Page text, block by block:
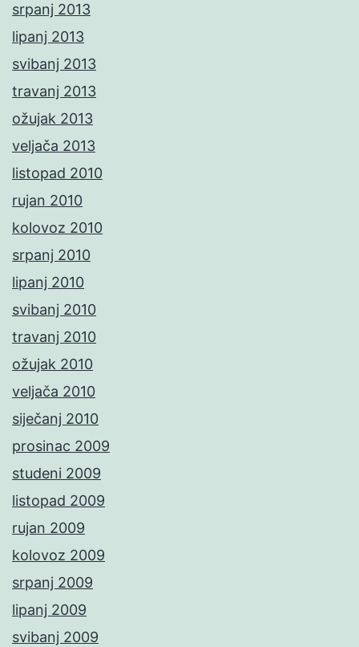
srpanj 2013
lipanj 2013
svibanj 2013
travanj 2013
ožujak 2013
veljača 2013
listopad 2010
rujan 2010
kolovoz 2010
srpanj 2010
lipanj 2010
svibanj 2010
travanj 2010
ožujak 2010
veljača 2010
siječanj 2010
prosinac 2009
studeni 2009
listopad 2009
rujan 2009
kolovoz 2009
srpanj 2009
lipanj 2009
svibanj 2009